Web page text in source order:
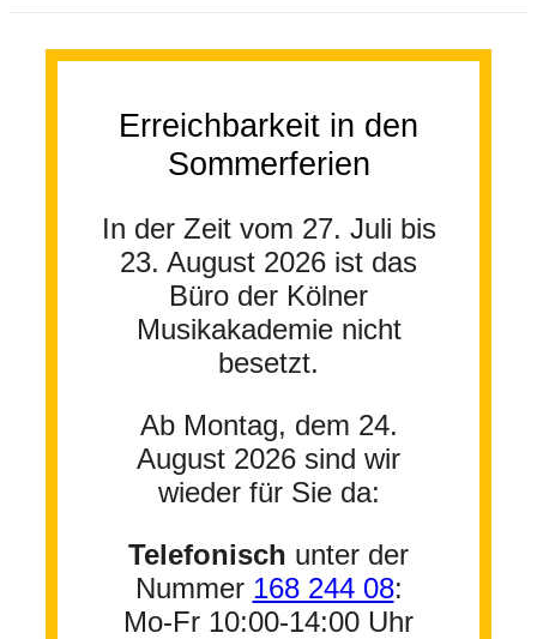
Erreichbarkeit in den
Sommerferien
In der Zeit vom 27. Juli bis
23. August 2026 ist das
Büro der Kölner
Musikakademie nicht
besetzt.
Ab Montag, dem 24.
August 2026 sind wir
wieder für Sie da:
Telefonisch unter der
Nummer 168 244 08:
Mo-Fr 10:00-14:00 Uhr